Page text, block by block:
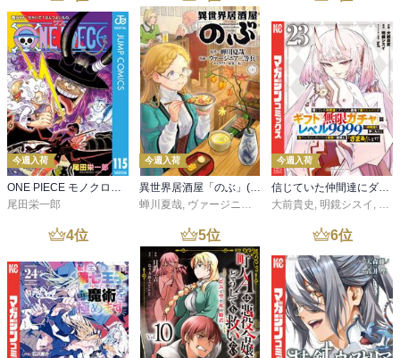
今週入荷
ONE PIECE モノクロ版 115
尾田栄一郎
今週入荷
異世界居酒屋「のぶ」(22)
蝉川夏哉, ヴァージニア二等兵 ,転
今週入荷
信じていた仲間達にダンジョン奥地で殺されかけたがギフト『無限ガチャ』でレベル９９９９の仲間達を手に入れて元パーティーメンバーと世界に復讐＆『ざまぁ！』します！（２３）
大前貴史 , 明鏡シスイ , ｔ
4位 5位 6位